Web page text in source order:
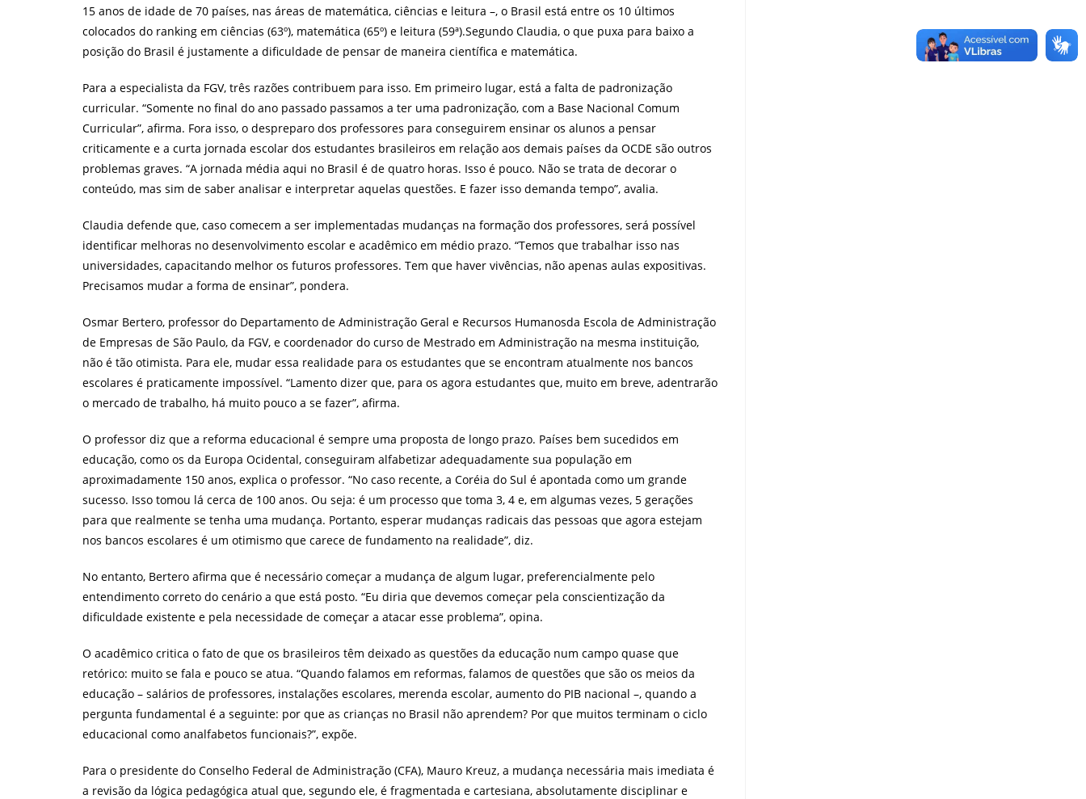
15 anos de idade de 70 países, nas áreas de matemática, ciências e leitura –, o Brasil está entre os 10 últimos
colocados do ranking em ciências (63º), matemática (65º) e leitura (59ª).Segundo Claudia, o que puxa para baixo a
posição do Brasil é justamente a dificuldade de pensar de maneira científica e matemática.
Para a especialista da FGV, três razões contribuem para isso. Em primeiro lugar, está a falta de padronização
curricular. “Somente no final do ano passado passamos a ter uma padronização, com a Base Nacional Comum
Curricular”, afirma. Fora isso, o despreparo dos professores para conseguirem ensinar os alunos a pensar
criticamente e a curta jornada escolar dos estudantes brasileiros em relação aos demais países da OCDE são outros
problemas graves. “A jornada média aqui no Brasil é de quatro horas. Isso é pouco. Não se trata de decorar o
conteúdo, mas sim de saber analisar e interpretar aquelas questões. E fazer isso demanda tempo”, avalia.
Claudia defende que, caso comecem a ser implementadas mudanças na formação dos professores, será possível
identificar melhoras no desenvolvimento escolar e acadêmico em médio prazo. “Temos que trabalhar isso nas
universidades, capacitando melhor os futuros professores. Tem que haver vivências, não apenas aulas expositivas.
Precisamos mudar a forma de ensinar”, pondera.
Osmar Bertero, professor do Departamento de Administração Geral e Recursos Humanosda Escola de Administração
de Empresas de São Paulo, da FGV, e coordenador do curso de Mestrado em Administração na mesma instituição,
não é tão otimista. Para ele, mudar essa realidade para os estudantes que se encontram atualmente nos bancos
escolares é praticamente impossível. “Lamento dizer que, para os agora estudantes que, muito em breve, adentrarão
o mercado de trabalho, há muito pouco a se fazer”, afirma.
O professor diz que a reforma educacional é sempre uma proposta de longo prazo. Países bem sucedidos em
educação, como os da Europa Ocidental, conseguiram alfabetizar adequadamente sua população em
aproximadamente 150 anos, explica o professor. “No caso recente, a Coréia do Sul é apontada como um grande
sucesso. Isso tomou lá cerca de 100 anos. Ou seja: é um processo que toma 3, 4 e, em algumas vezes, 5 gerações
para que realmente se tenha uma mudança. Portanto, esperar mudanças radicais das pessoas que agora estejam
nos bancos escolares é um otimismo que carece de fundamento na realidade”, diz.
No entanto, Bertero afirma que é necessário começar a mudança de algum lugar, preferencialmente pelo
entendimento correto do cenário a que está posto. “Eu diria que devemos começar pela conscientização da
dificuldade existente e pela necessidade de começar a atacar esse problema”, opina.
O acadêmico critica o fato de que os brasileiros têm deixado as questões da educação num campo quase que
retórico: muito se fala e pouco se atua. “Quando falamos em reformas, falamos de questões que são os meios da
educação – salários de professores, instalações escolares, merenda escolar, aumento do PIB nacional –, quando a
pergunta fundamental é a seguinte: por que as crianças no Brasil não aprendem? Por que muitos terminam o ciclo
educacional como analfabetos funcionais?”, expõe.
Para o presidente do Conselho Federal de Administração (CFA), Mauro Kreuz, a mudança necessária mais imediata é
a revisão da lógica pedagógica atual que, segundo ele, é fragmentada e cartesiana, absolutamente disciplinar e